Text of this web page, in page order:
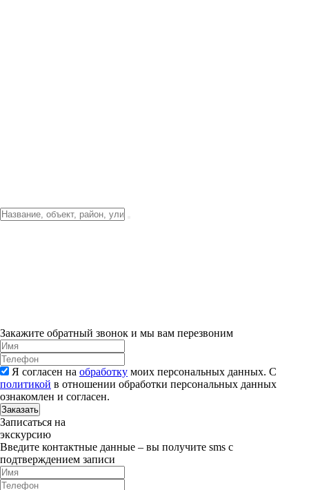
Закажите обратный звонок и мы вам перезвоним
Я согласен на обработку моих персональных данных. С
политикой в отношении обработки персональных данных
ознакомлен и согласен.
Заказать
Записаться на
экскурсию
Введите контактные данные – вы получите sms с
подтверждением записи